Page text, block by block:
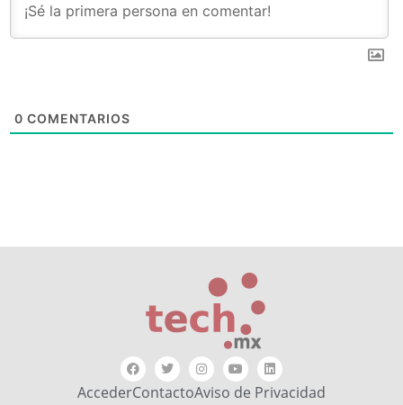
0 COMENTARIOS
AccederContactoAviso de Privacidad